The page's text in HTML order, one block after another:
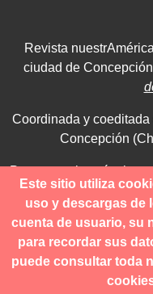
Revista
ciudad de
Coordinada y
Concepción
Para consultas técnicas
Toda comunicación
a través del OJS.
Este sitio utiliza
uso y descargas de
cuenta de usuario, su
para recordar sus
puede consultar toda